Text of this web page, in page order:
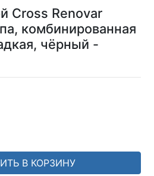
Cross Renovar
комбинированная
чёрный -
В КОРЗИНУ